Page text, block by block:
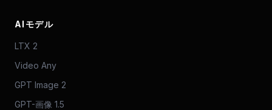
AIモデル
LTX 2
Video Any
GPT Image 2
GPT-画像 1.5